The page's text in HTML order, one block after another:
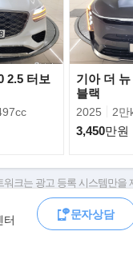
태
열선
공 차량
개인 운행
가입차량
의 상태 유지
당 풀옵션 차량
만원 추가 탑재
레일블레이저 대표 색상
유중이며시운전 적극 추
션 및 최상급 관리상태
2.5 터보
기아 더
블랙
2025 2만
3,450만원
터
문자상담
워크는 광고 등록 시스템만을
한 내용에 대한 모든 책임은
량등록증, 성능점검기록부,
호 조회로 직접 정보를 확인